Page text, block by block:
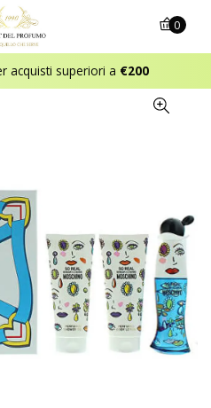
acquisti superiori a €200
0